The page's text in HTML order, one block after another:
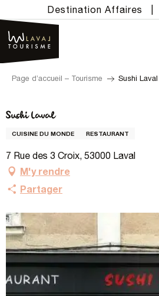
au
contenu
principal
Destination Affaires
Page d’accueil – Tourisme Sushi Laval
Sushi Laval
CUISINE DU MONDE RESTAURANT
7 Rue des 3 Croix, 53000 Laval
M'y rendre
Partager